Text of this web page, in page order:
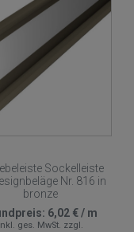
Sockelleiste
Nr. 816 in
bronze
6,02 €/ m
ges. MwSt. zzgl.